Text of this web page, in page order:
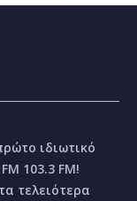
ιδιωτικό
103.3 FM!
τελειότερα